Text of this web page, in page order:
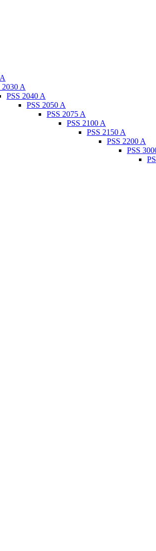
2030 A
PSS 2040 A
PSS 2050 A
PSS 2075 A
PSS 2100 A
PSS 2150 A
PSS 2200 A
PSS